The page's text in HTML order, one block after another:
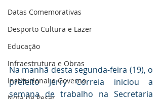
Datas Comemorativas
Desporto Cultura e Lazer
Educação
Infraestrutura e Obras
Institucional e Governo
Na manhã desta segunda-feira (19), o
prefeito Jerry Correia iniciou a
semana de trabalho na Secretaria